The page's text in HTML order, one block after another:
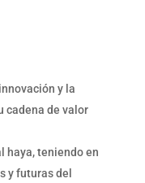
y la
cadena de valor
haya, teniendo en
y futuras del